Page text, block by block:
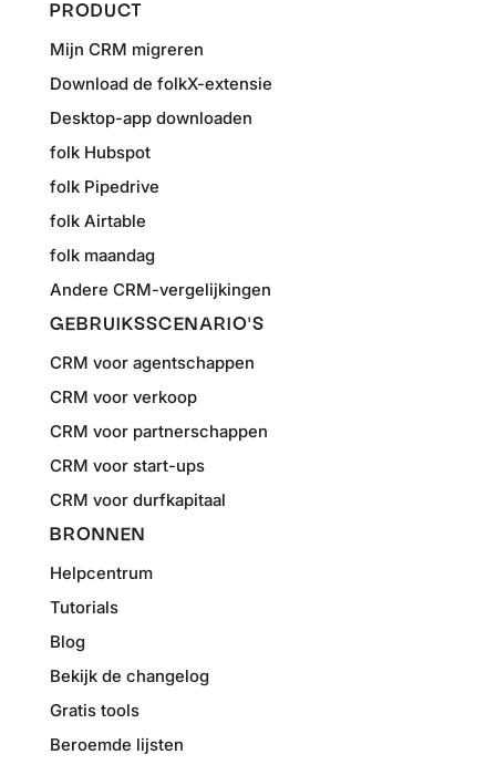
PRODUCT
Mijn CRM migreren
Download de folkX-extensie
Desktop-app downloaden
folk Hubspot
folk Pipedrive
folk Airtable
folk maandag
Andere CRM-vergelijkingen
GEBRUIKSSCENARIO'S
CRM voor agentschappen
CRM voor verkoop
CRM voor partnerschappen
CRM voor start-ups
CRM voor durfkapitaal
BRONNEN
Helpcentrum
Tutorials
Blog
Bekijk de changelog
Gratis tools
Beroemde lijsten